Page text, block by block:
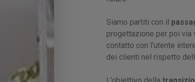
Siamo partiti con il
progettazione per poi
contatto con l’utente
dei clienti nel rispetto
L’obiettivo della